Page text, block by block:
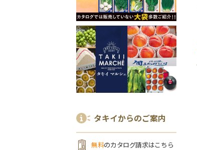
タキイからのご案内
無料のカタログ請求はこちら